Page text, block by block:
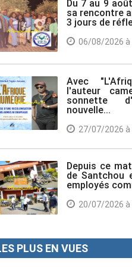
Du 7 au 9
sa rencontre
3 jours de
06/08/2026 à
Avec
l'auteur
sonnette
nouvelle...
27/07/2026 à
Depuis ce
de Santchou
employés
20/07/2026 à
PLUS EN VUES